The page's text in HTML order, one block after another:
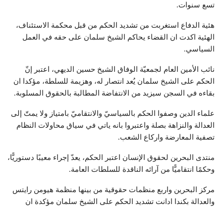
تسع سنوات.
هئية الدفاع استغربت من تشديد الحكم من قبل محكمة الاستئناف،
الهئية اكدت ان القضاء يحاكم الشيخ سلمان على حقه في العمل
السياسي.
نائب الأمين العام لجمعيّة الوفاق الشيخ حسين الديهي، اعتبر إنّ
الحكم على الشيخ سلمان يُعد انتصار له، وهزيمة للسلطة، مؤكدا ان
بقاءه في السجن سيزيد من الانتفاضة المطالبة بالحقوق المسلوبة.
علماء الدين وصفوا الحكم بالسياسيّ والانتقاميّ بامتياز ولا يمتّ إلى
العدالة والنزاهة بصلة واعتبروا بانه ياتي في سياق محاولات النظام
تصفية المعارضة واركاع الشعب.
منتدى البحرين لحقوق الإنسان اعتبر الحكم، يعدّ إجراء معيبًا دستوريًّا،
وحكمًا انتقاميًّا من آرائه الناقدة للسلطات العامة.
مركز البحرين واربع منظمات حقوقية من بينها منظمة هيومن رايتس
والعدالة بكندا ادانت تشديد الحكم على الشيخ سلمان مؤكدة ان